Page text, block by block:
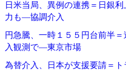
日米当局、異例の連携＝日銀利
力も―協調介入
円急騰、一時１５５円台前半＝
入観測で―東京市場
為替介入、日本が支援要請＝ト